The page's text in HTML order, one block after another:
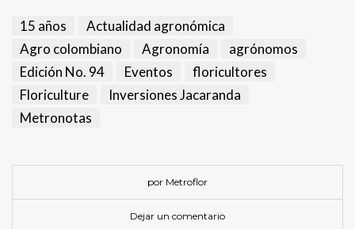
15 años
Actualidad agronómica
Agro colombiano
Agronomía
agrónomos
Edición No. 94
Eventos
floricultores
Floriculture
Inversiones Jacaranda
Metronotas
por Metroflor
Dejar un comentario